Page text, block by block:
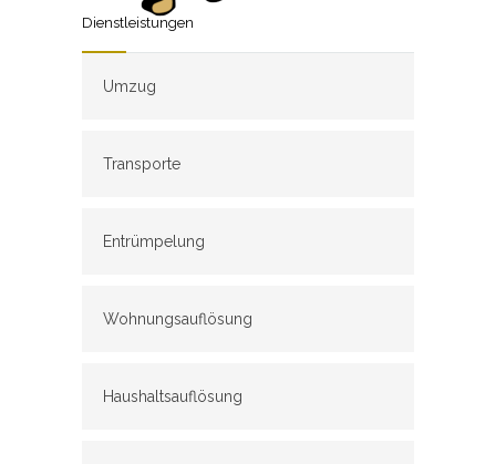
Dienstleistungen
Umzug
Transporte
Entrümpelung
Wohnungsauflösung
Haushaltsauflösung